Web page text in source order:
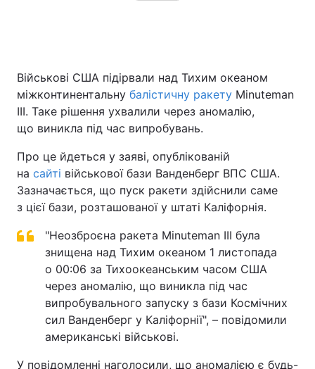
Військові США підірвали над Тихим океаном
міжконтинентальну балістичну ракету Minuteman
III. Таке рішення ухвалили через аномалію,
що виникла під час випробувань.
Про це йдеться у заяві, опублікованій
на сайті військової бази Ванденберг ВПС США.
Зазначається, що пуск ракети здійснили саме
з цієї бази, розташованої у штаті Каліфорнія.
"Неозброєна ракета Minuteman III була
знищена над Тихим океаном 1 листопада
о 00:06 за Тихоокеанським часом США
через аномалію, що виникла під час
випробувального запуску з бази Космічних
сил Ванденберг у Каліфорнії", – повідомили
американські військові.
У повідомленні наголосили, що аномалією є будь-